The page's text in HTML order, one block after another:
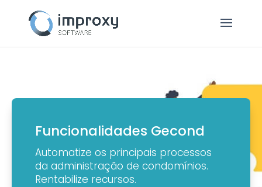
Funcionalidades Gecond
Automatize os principais processos
da administração de condomínios.
Rentabilize recursos.